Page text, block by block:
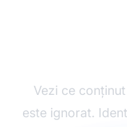
Vezi ce
este ignorat.